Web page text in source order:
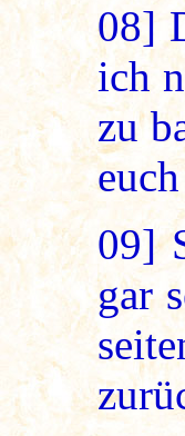
08]
ich
zu
09]
gar